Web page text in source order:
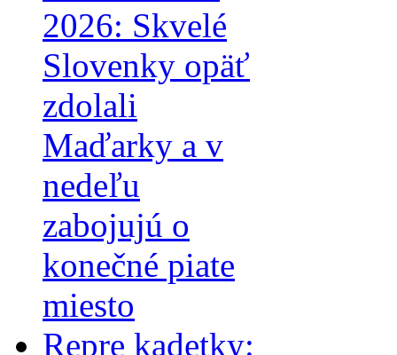
2026: Skvelé
Slovenky opäť
zdolali
Maďarky a v
nedeľu
zabojujú o
konečné piate
miesto
Repre kadetky: